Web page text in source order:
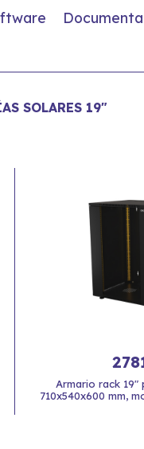
SOLARES 19"
Armario rack 19"
710x540x600 mm,